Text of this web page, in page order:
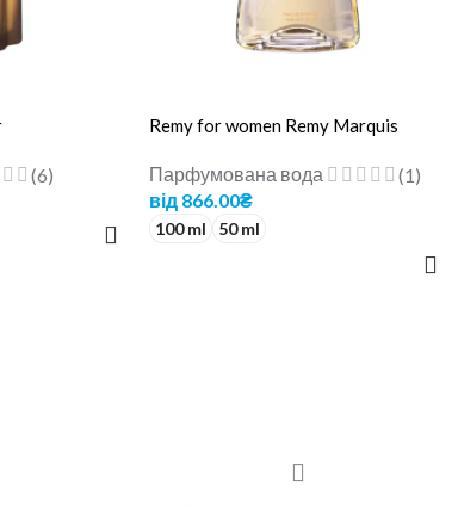
(6)
Remy for women Remy Marquis
Парфумована вода
(1)
від 866.00₴
100 ml 50 ml